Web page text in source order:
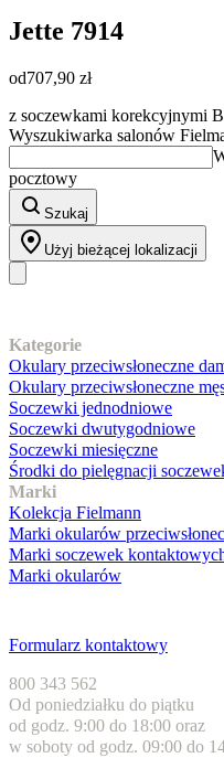
Jette 7914
od707,90 zł
z soczewkami korekcyjnymi
Wyszukiwarka salonów
pocztowy
Szukaj
Użyj bieżącej lokalizacji
Kategorie
Okulary przeciwsłoneczne
Okulary przeciwsłoneczne
Soczewki jednodniowe
Soczewki dwutygodniowe
Soczewki miesięczne
Środki do pielęgnacji
Marki
Kolekcja Fielmann
Marki okularów
Marki soczewek
Marki okularów
Formularz kontaktowy
800 343 562
Od poniedziałku do piątku
od godz. 9:00 do 18:00 oraz
w soboty od godz. 09:00 do